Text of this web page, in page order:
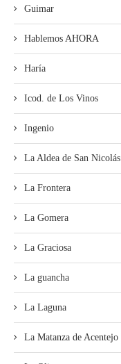
Guimar
Hablemos AHORA
Haría
Icod. de Los Vinos
Ingenio
La Aldea de San Nicolás
La Frontera
La Gomera
La Graciosa
La guancha
La Laguna
La Matanza de Acentejo